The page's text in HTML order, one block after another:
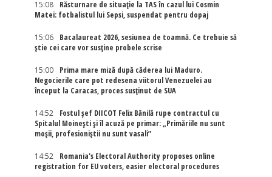
15:08
Răsturnare de situație la TAS în cazul lui Cosmin
Matei: fotbalistul lui Sepsi, suspendat pentru dopaj
15:06
Bacalaureat 2026, sesiunea de toamnă. Ce trebuie să
știe cei care vor susține probele scrise
15:00
Prima mare miză după căderea lui Maduro.
Negocierile care pot redesena viitorul Venezuelei au
început la Caracas, proces susținut de SUA
14:52
Fostul șef DIICOT Felix Bănilă rupe contractul cu
Spitalul Moinești și îl acuză pe primar: „Primăriile nu sunt
moșii, profesioniștii nu sunt vasali”
14:52
Romania's Electoral Authority proposes online
registration for EU voters, easier electoral procedures